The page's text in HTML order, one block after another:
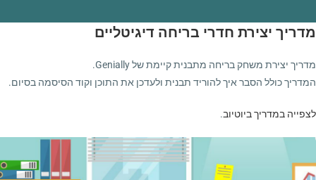
מדריך יצירת חדרי בריחה דיגיטליים
מדריך יצירת משחק בריחה מתבנית קיימת של Genially.
המדריך כולל הסבר איך להוריד תבנית ולעדכן את התוכן וקוד הסיסמה בסיום.
לצפייה במדריך ביוטיוב.